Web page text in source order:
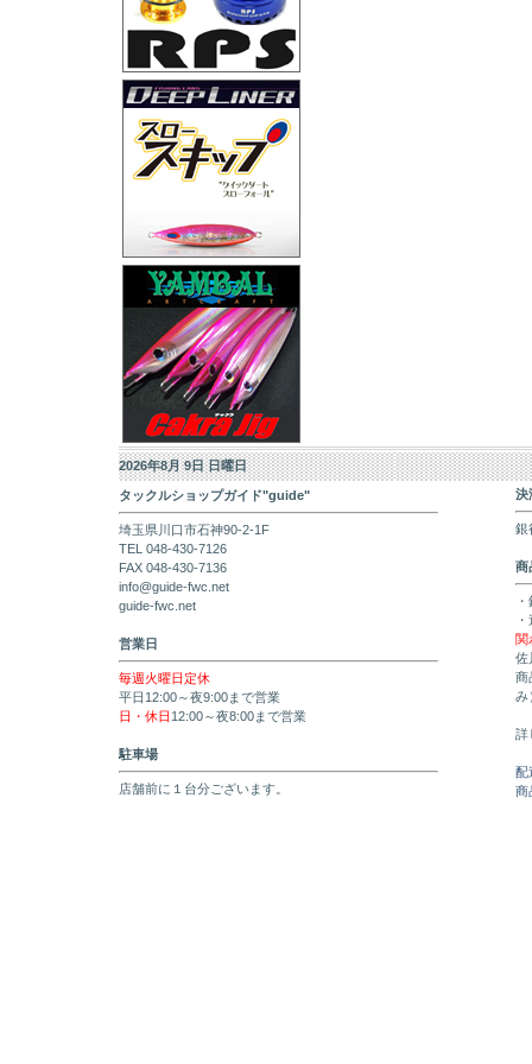
2026年8月 9日 日曜日
タックルショップガイド"guide"
埼玉県川口市石神90-2-1F
TEL 048-430-7126
FAX 048-430-7136
info@guide-fwc.net
guide-fwc.net
営業日
毎週火曜日定休
平日12:00～夜9:00まで営業
日・休日 12:00～夜8:00まで営業
駐車場
店舗前に１台分ございます。
決
銀
商
関
佐
商
み
詳
配
商